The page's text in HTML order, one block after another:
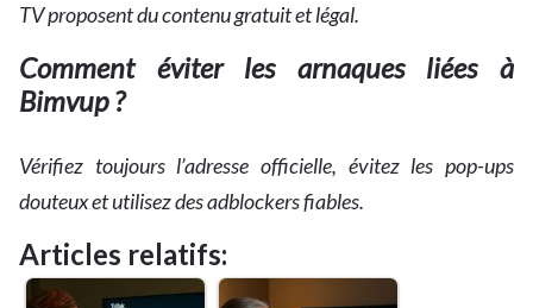
TV proposent du contenu gratuit et légal.
Comment éviter les arnaques liées à
Bimvup ?
Vérifiez toujours l’adresse officielle, évitez les pop-ups
douteux et utilisez des adblockers fiables.
Articles relatifs: